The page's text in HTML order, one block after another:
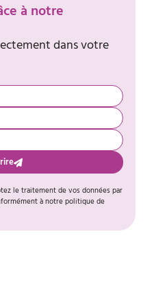
à notre
dans votre
le traitement de vos données par
à notre politique de